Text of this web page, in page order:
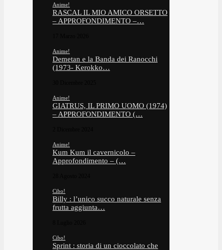
Anime!
RASCAL IL MIO AMICO ORSETTO
– APPROFONDIMENTO –…
Anime!
Demetan e la Banda dei Ranocchi
(1973- Kerokko…
Anime!
GIATRUS, IL PRIMO UOMO (1974)
– APPROFONDIMENTO (…
Anime!
Kum Kum il cavernicolo –
Approfondimento – (…
Cibo!
Billy : l’unico succo naturale senza
frutta aggiunta…
Cibo!
Sprint : storia di un cioccolato che